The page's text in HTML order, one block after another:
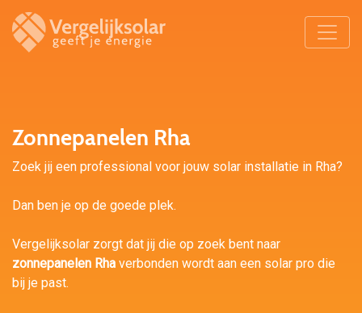
Zonnepanelen Rha
Zoek jij een professional voor jouw solar installatie in Rha?
Dan ben je op de goede plek.
Vergelijksolar zorgt dat jij die op zoek bent naar
zonnepanelen Rha verbonden wordt aan een solar pro die
bij je past.